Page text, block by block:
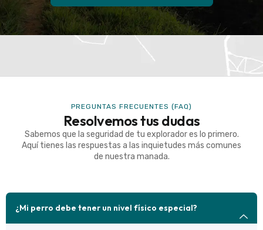
PREGUNTAS FRECUENTES (FAQ)
Resolvemos tus dudas
Sabemos que la seguridad de tu explorador es lo primero.
Aquí tienes las respuestas a las inquietudes más comunes
de nuestra manada.
¿Mi perro debe tener un nivel físico especial?